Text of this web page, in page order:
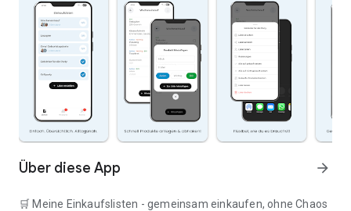
Über diese App arrow_forward
🛒 Meine Einkaufslisten - gemeinsam einkaufen, ohne Chaos